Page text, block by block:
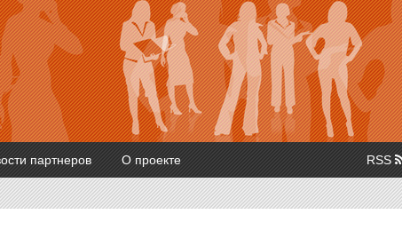
партнеров О проекте RSS